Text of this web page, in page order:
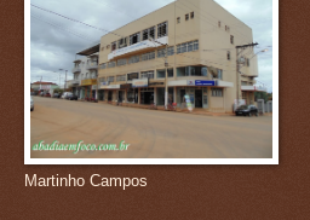
Martinho Campos